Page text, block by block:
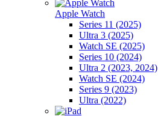
Apple Watch
Series 11 (2025)
Ultra 3 (2025)
Watch SE (2025)
Series 10 (2024)
Ultra 2 (2023, 2024)
Watch SE (2024)
Series 9 (2023)
Ultra (2022)